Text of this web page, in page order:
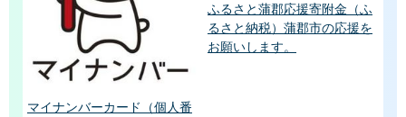
マイナンバーカード（個人番
ふるさと蒲郡応援寄附金（ふ
るさと納税）蒲郡市の応援を
お願いします。